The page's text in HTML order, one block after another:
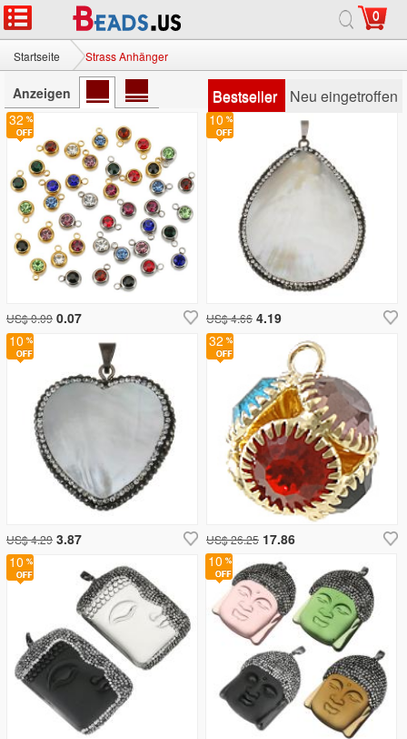
0
Startseite Strass Anhänger
Anzeigen Bestseller Neu eingetroffen
10
US$ 4.29 3.87
10
US$ 4.66 4.19
10
10
32
US$ 26.25 17.86
32
US$ 0.09 0.07